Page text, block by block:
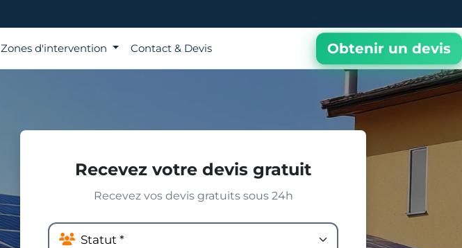
Zones d'intervention Contact & Devis Obtenir un devis
Recevez votre devis gratuit
Recevez vos devis gratuits sous 24h